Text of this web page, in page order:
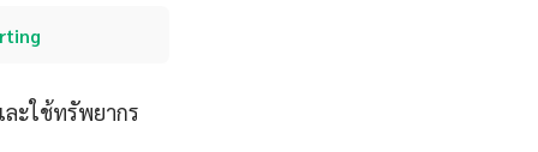
ะใช้ทรัพยากร